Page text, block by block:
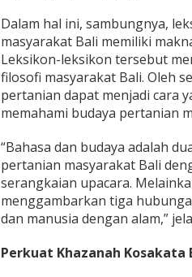
Dalam hal ini, sambungnya,
masyarakat Bali memiliki
Leksikon-leksikon tersebut
filosofi masyarakat Bali. Oleh
pertanian dapat menjadi cara
memahami budaya pertanian
“Bahasa dan budaya adalah
pertanian masyarakat Bali
serangkaian upacara.
menggambarkan tiga
dan manusia dengan alam,”
Perkuat Khazanah Kosakata